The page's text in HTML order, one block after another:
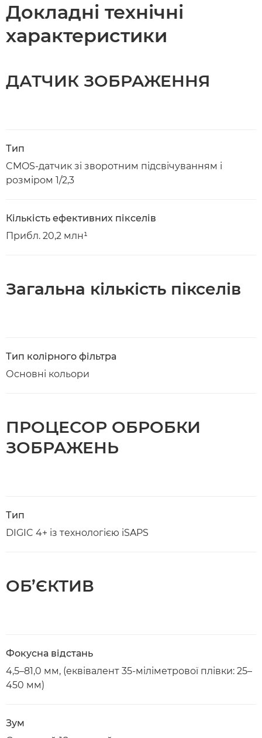
Докладні технічні
характеристики
ДАТЧИК ЗОБРАЖЕННЯ
Тип
CMOS-датчик зі зворотним підсвічуванням і
розміром 1/2,3
Кількість ефективних пікселів
Прибл. 20,2 млн¹
Загальна кількість пікселів
Тип колірного фільтра
Основні кольори
ПРОЦЕСОР ОБРОБКИ
ЗОБРАЖЕНЬ
Тип
DIGIC 4+ із технологією iSAPS
ОБ’ЄКТИВ
Фокусна відстань
4,5–81,0 мм, (еквівалент 35-міліметрової плівки: 25–
450 мм)
Зум